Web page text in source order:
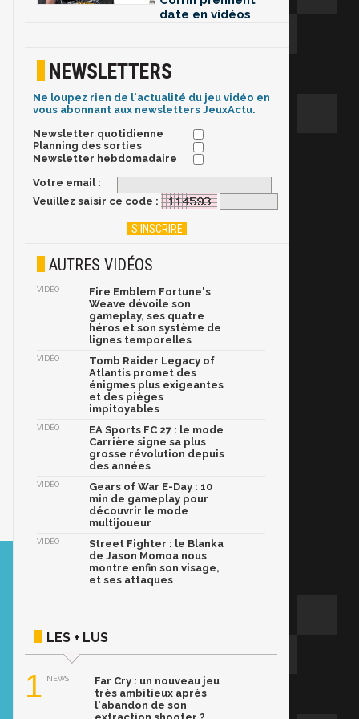
date en vidéos
NEWSLETTERS
Ne loupez rien de l'actualité du jeu vidéo en
vous abonnant aux newsletters JeuxActu.
Newsletter quotidienne
Planning des sorties
Newsletter hebdomadaire
Votre email :
Veuillez saisir ce code :
AUTRES VIDÉOS
VIDÉO
Fire Emblem Fortune's
Weave dévoile son
gameplay, ses quatre
héros et son système de
lignes temporelles
VIDÉO
Tomb Raider Legacy of
Atlantis promet des
énigmes plus exigeantes
et des pièges
impitoyables
VIDÉO
EA Sports FC 27 : le mode
Carrière signe sa plus
grosse révolution depuis
des années
VIDÉO
Gears of War E-Day : 10
min de gameplay pour
découvrir le mode
multijoueur
VIDÉO
Street Fighter : le Blanka
de Jason Momoa nous
montre enfin son visage,
et ses attaques
LES + LUS
1 NEWS
Far Cry : un nouveau jeu
très ambitieux après
l'abandon de son